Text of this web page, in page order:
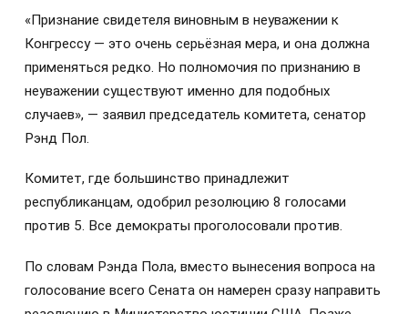
«Признание свидетеля виновным в неуважении к
Конгрессу — это очень серьёзная мера, и она должна
применяться редко. Но полномочия по признанию в
неуважении существуют именно для подобных
случаев», — заявил председатель комитета, сенатор
Рэнд Пол.
Комитет, где большинство принадлежит
республиканцам, одобрил резолюцию 8 голосами
против 5. Все демократы проголосовали против.
По словам Рэнда Пола, вместо вынесения вопроса на
голосование всего Сената он намерен сразу направить